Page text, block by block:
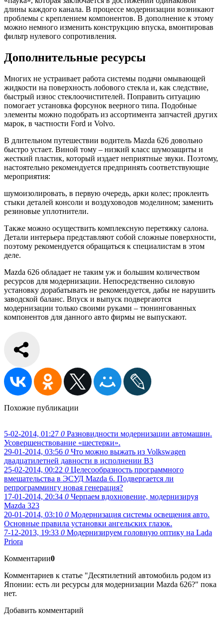
длины каждого канала. В процессе модернизации возникают
проблемы с креплением компонентов. В дополнение к этому
можно немного изменить конструкцию впуска, вмонтировав
фильтр нулевого сопротивления.
Дополнительные ресурсы
Многих не устраивает работа системы подачи омывающей
жидкости на поверхность лобового стекла и, как следствие,
быстрый износ стеклоочистителей. Поправить ситуацию
помогает установка форсунок веерного типа. Подобные
элементы можно подобрать из ассортимента запчастей других
марок, в частности Ford и Volvo.
В длительном путешествии водитель Mazda 626 довольно
быстро устает. Виной тому – низкий класс шумозащиты и
жесткий пластик, который издает неприятные звуки. Поэтому,
настоятельно рекомендуется предпринять соответствующие
мероприятия:
шумоизолировать, в первую очередь, арки колес; проклеить
стыки деталей консоли и воздуховодов моделином; заменить
резиновые уплотнители.
Также можно осуществить комплексную перетяжку салона.
Детали интерьера представляют собой сложные поверхности,
поэтому рекомендуется обращаться к специалистам в этом
деле.
Mazda 626 обладает не таким уж и большим количеством
ресурсов для модернизации. Непосредственно силовую
установку дорабатывать не рекомендуется, дабы не нарушить
заводской баланс. Впуск и выпуск подвергаются
модернизации только своими руками – тюнингованных
компонентов для данного авто фирмы не выпускают.
Похожие публикации
5-02-2014, 01:27 0 Разновидности модернизации автомашин.
Усовершенствование «шестерки».
29-01-2014, 03:56 0 Что можно выжать из Volkswagen
двадцатилетней давности в исполнении B3
25-02-2014, 00:22 0 Целесообразность программного
вмешательства в ЭСУД Mazda 6. Подвергается ли
репрограммингу новая генерация?
17-01-2014, 20:34 0 Черпаем вдохновение, модернизируя
Mazda 323
20-01-2014, 03:10 0 Модернизация системы освещения авто.
Основные правила установки ангельских глазок.
7-12-2013, 19:33 0 Модернизируем головную оптику на Lada
Priora
Комментарии0
Комментариев к статье "Десятилетний автомобиль родом из
Японии: есть ли ресурсы для модернизации Mazda 626?" пока
нет.
Добавить комментарий